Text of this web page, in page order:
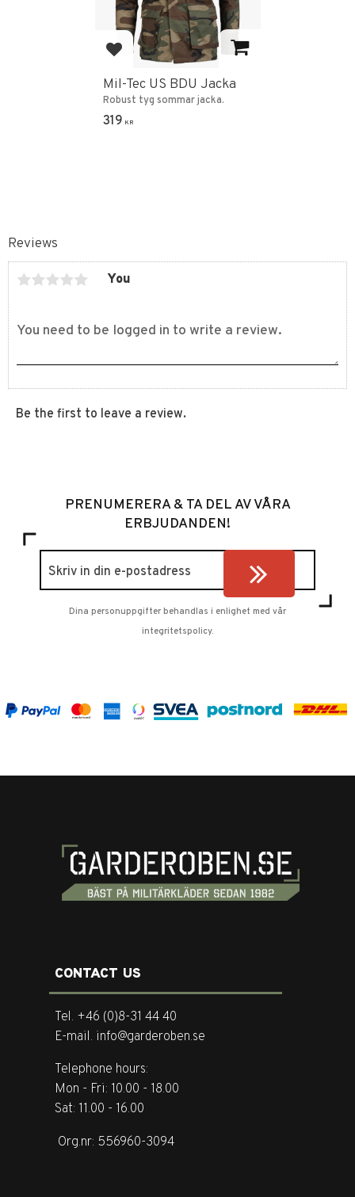
Reviews
You
Be the first to leave a review.
Add to favorites
Mil-Tec US BDU Jacka
Robust tyg sommar jacka.
319 KR
PRENUMERERA & TA DEL AV VÅRA
ERBJUDANDEN!
Dina personuppgifter behandlas i enlighet med vår
integritetspolicy.
CONTACT US
Tel. +46 (0)8-31 44 40
E-mail. info@garderoben.se
Telephone hours:
Mon - Fri: 10.00 - 18.00
Sat: 11.00 - 16.00
Org.nr: 556960-3094